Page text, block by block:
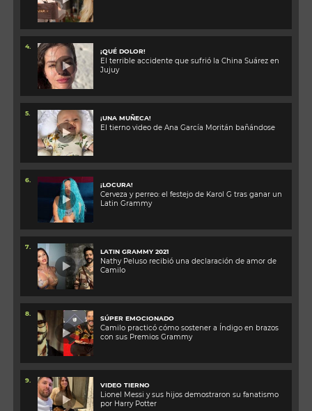
4.
¡QUÉ DOLOR!
El terrible accidente que sufrió la China Suárez en
Jujuy
5.
¡UNA MUÑECA!
El tierno video de Ana García Moritán bañándose
6.
¡LOCURA!
Cerveza y perreo: el festejo de Karol G tras ganar un
Latin Grammy
7.
LATIN GRAMMY 2021
Nathy Peluso recibió una declaración de amor de
Camilo
8.
SÚPER EMOCIONADO
Camilo practicó cómo sostener a Índigo en brazos
con sus Premios Grammy
9.
VIDEO TIERNO
Lionel Messi y sus hijos demostraron su fanatismo
por Harry Potter